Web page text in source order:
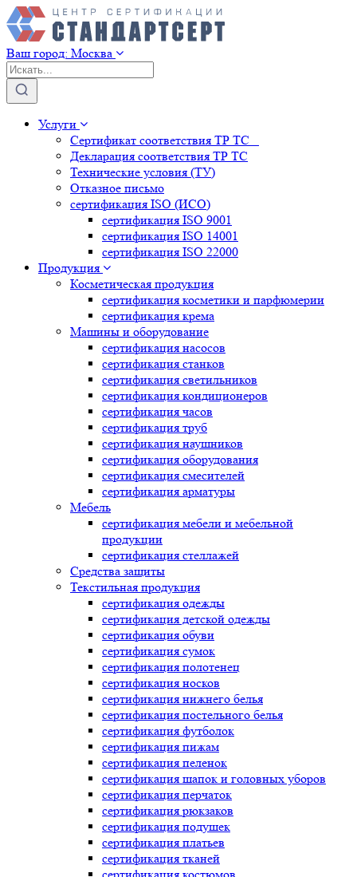
Ваш город: Москва
Услуги
Сертификат соответствия ТР ТС
Декларация соответствия ТР ТС
Технические условия (ТУ)
Отказное письмо
сертификация ISO (ИСО)
сертификация ISO 9001
сертификация ISO 14001
сертификация ISO 22000
Продукция
Косметическая продукция
сертификация косметики и парфюмерии
сертификация крема
Машины и оборудование
сертификация насосов
сертификация станков
сертификация светильников
сертификация кондиционеров
сертификация часов
сертификация труб
сертификация наушников
сертификация оборудования
сертификация смесителей
сертификация арматуры
Мебель
сертификация мебели и мебельной
продукции
сертификация стеллажей
Средства защиты
Текстильная продукция
сертификация одежды
сертификация детской одежды
сертификация обуви
сертификация сумок
сертификация полотенец
сертификация носков
сертификация нижнего белья
сертификация постельного белья
сертификация футболок
сертификация пижам
сертификация пеленок
сертификация шапок и головных уборов
сертификация перчаток
сертификация рюкзаков
сертификация подушек
сертификация платьев
сертификация тканей